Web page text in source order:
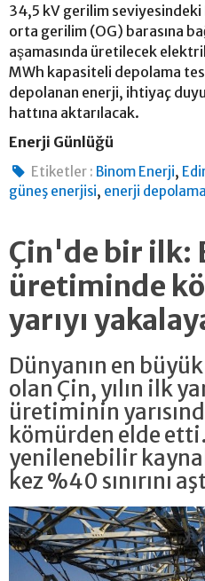
34,5 kV gerilim
orta gerilim (OG) barasına
aşamasında üretilecek
MWh kapasiteli depolama
depolanan enerji, ihtiyaç
hattına aktarılacak.
Enerji Günlüğü
Etiketler : Binom Enerji,
güneş enerjisi, enerji depolama
Çin'de bir ilk:
üretiminde
yarıyı
Dünyanın en
olan Çin, yılın ilk
üretiminin
kömürden elde
yenilenebilir
kez %40 sınırını